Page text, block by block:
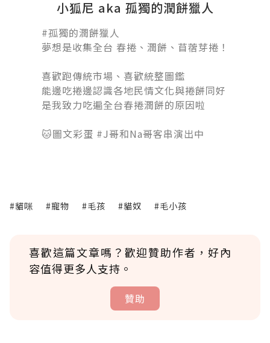
小狐尼 aka 孤獨的潤餅獵人
#孤獨的潤餅獵人󠀠
夢想是收集全台 春捲、潤餅、苜蓿芽捲！
喜歡跑傳統市場、喜歡統整圖鑑
能邊吃捲邊認識各地民情文化與捲餅同好
是我致力吃遍全台春捲潤餅的原因啦
🐱圖文彩蛋 #J哥和Na哥客串演出中
#貓咪 #寵物 #毛孩 #貓奴 #毛小孩
喜歡這篇文章嗎？歡迎贊助作者，好內
容值得更多人支持。
贊助